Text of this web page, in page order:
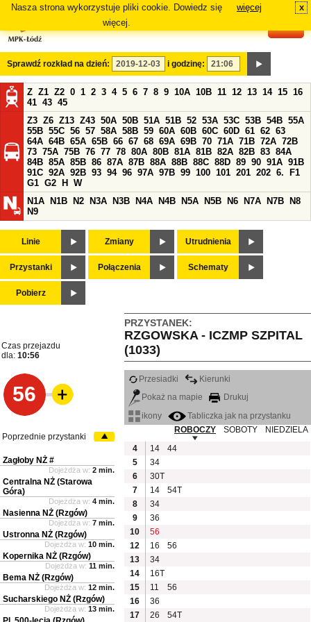
Nasza strona wykorzystuje pliki cookie. Dowiedz się
więcej.
więcej x
Sprawdź rozkład na dzień: i godzinę:
Z Z1 Z2 0 1 2 3 4 5 6 7 8 9 10A 10B 11 12 13 14 15 16
41 43 45
Z3 Z6 Z13 Z43 50A 50B 51A 51B 52 53A 53C 53B 54B 55A
55B 55C 56 57 58A 58B 59 60A 60B 60C 60D 61 62 63
64A 64B 65A 65B 66 67 68 69A 69B 70 71A 71B 72A 72B
73 75A 75B 76 77 78 80A 80B 81A 81B 82A 82B 83 84A
84B 85A 85B 86 87A 87B 88A 88B 88C 88D 89 90 91A 91B
91C 92A 92B 93 94 96 97A 97B 99 100 101 201 202 6.
F1
G1 G2 H
W
N1A
N1B N2 N3A N3B N4A N4B N5A N5B N6 N7A N7B
N8
N9
Linie Zmiany Utrudnienia
Przystanki Połączenia Schematy
Pobierz
PRZYSTANEK:
RZGOWSKA - ICZMP SZPITAL
(1033)
Czas przejazdu
dla: 10:56
56
Przesiadki
Kierunki
Pokaż na mapie
Drukuj
ikony
Tabliczka jak na przystanku
ROBOCZY
SOBOTY
NIEDZIELA
4
14
44
5
34
6
30T
7
14
54T
8
34
9
36
10
56
12
16
56
13
34
14
16T
15
11
56
16
36
17
26 54T
Poprzednie przystanki
Zagłoby NŻ #
Dojeżdża w: 2 min.
Centralna NŻ (Starowa
Góra)
Dojeżdża w: 4 min.
Nasienna NŻ (Rzgów)
Dojeżdża w: 7 min.
Ustronna NŻ (Rzgów)
Dojeżdża w: 10 min.
Kopernika NŻ (Rzgów)
Dojeżdża w: 11 min.
Bema NŻ (Rzgów)
Dojeżdża w: 12 min.
Sucharskiego NŻ (Rzgów)
Dojeżdża w: 13 min.